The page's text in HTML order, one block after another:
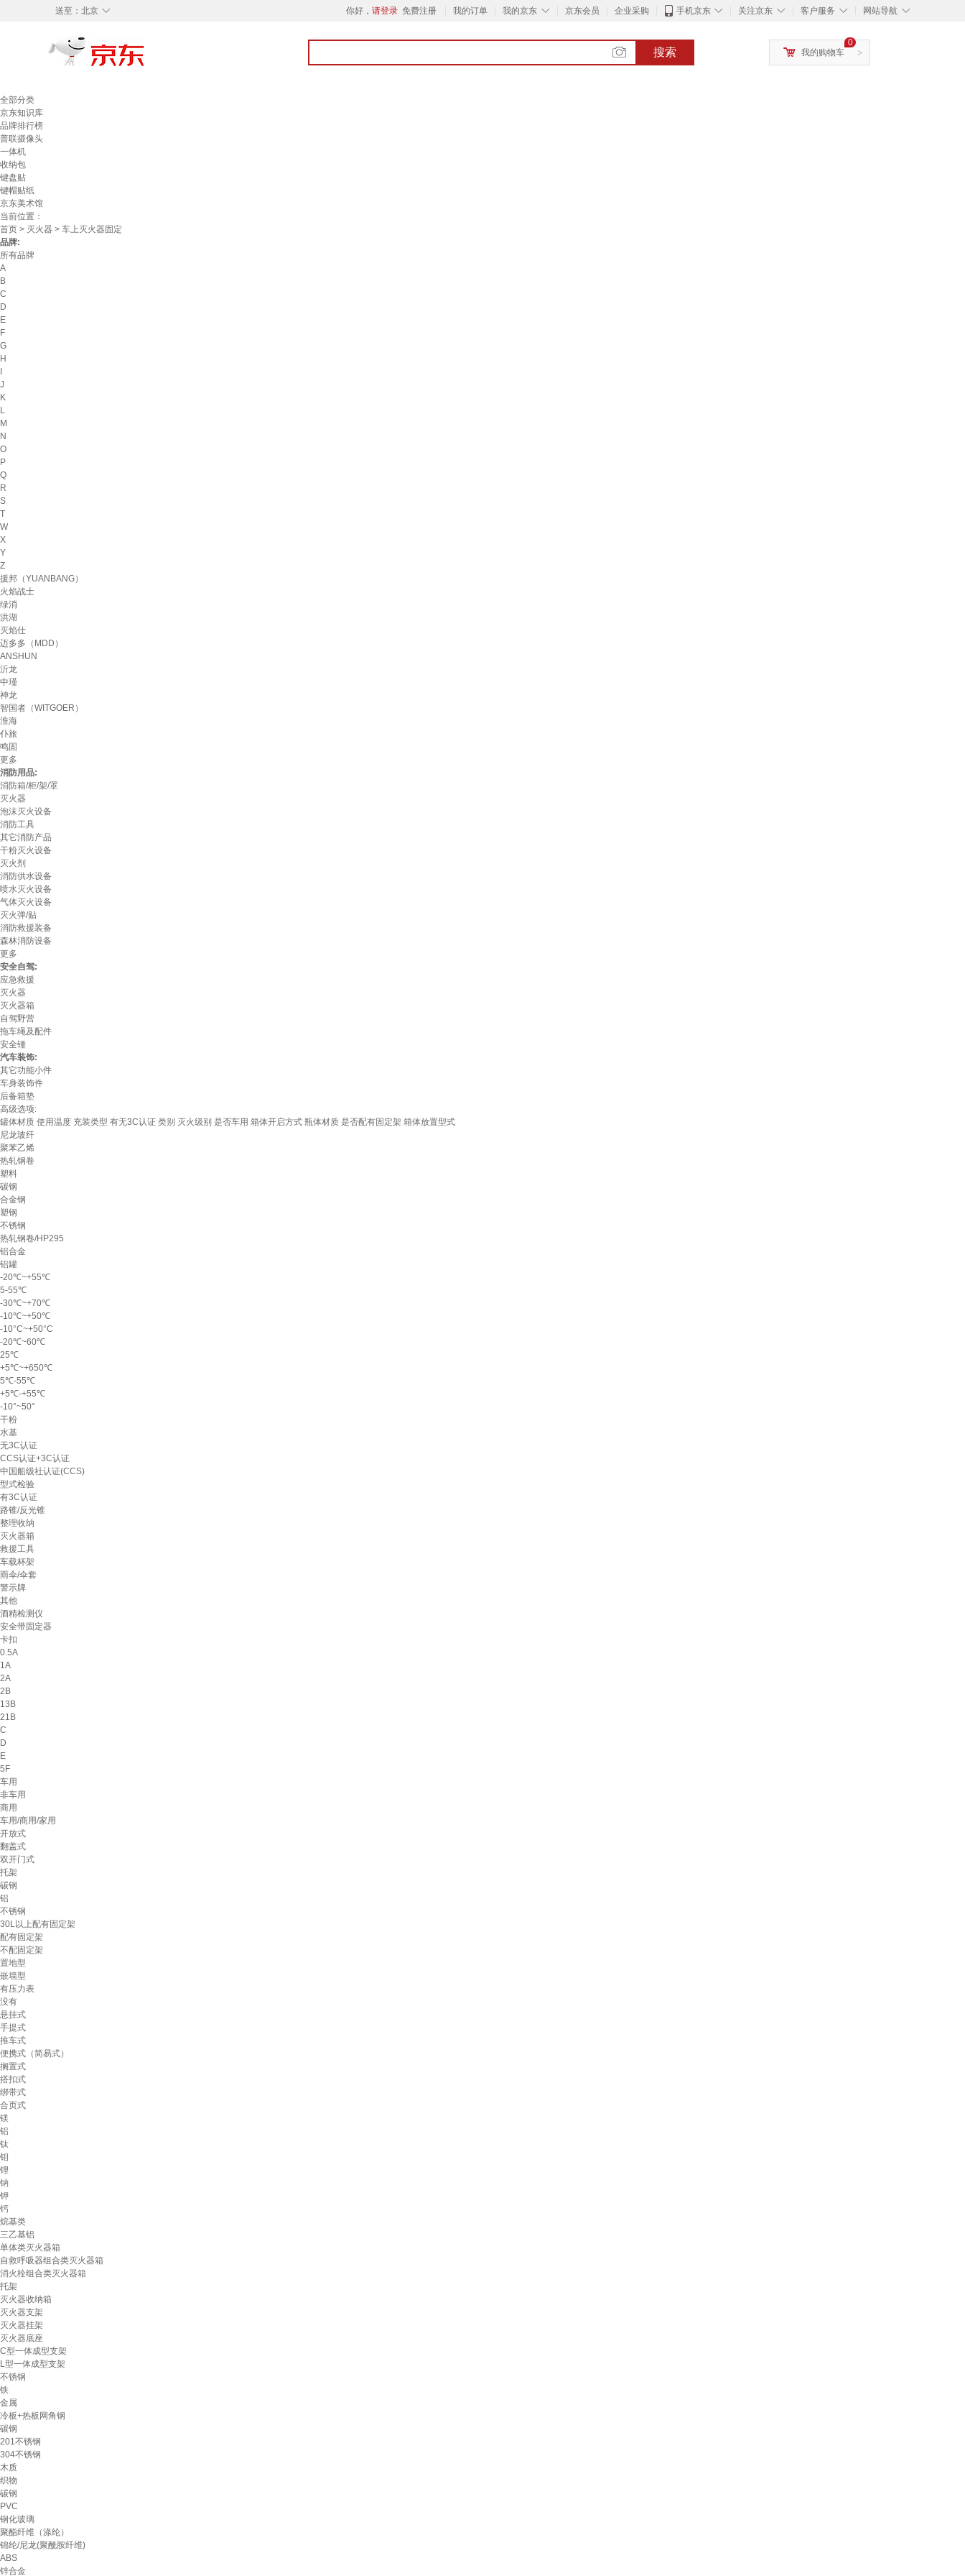
◇
送至： 北京 你好， 请登录 免费注册 我的订单 ◇
我的京东 京东会员 企业采购 ◇
手机京东 ◇
关注京东 ◇
客户服务 ◇
网站导航
搜索 >
0
我的购物车
全部分类
京东知识库
品牌排行榜
普联摄像头
一体机
收纳包
键盘贴
键帽贴纸
京东美术馆
当前位置：
首页 > 灭火器 > 车上灭火器固定
品牌:
所有品牌
A
B
C
D
E
F
G
H
J
K
L
M
N
O
P
Q
R
S
T
W
X
Y
Z
援邦（YUANBANG）
火焰战士
绿消
洪湖
灭焰仕
迈多多（MDD）
ANSHUN
沂龙
中瑾
神龙
智国者（WITGOER）
淮海
仆旅
鸣固
更多
消防用品:
消防箱/柜/架/罩
灭火器
泡沫灭火设备
消防工具
其它消防产品
干粉灭火设备
灭火剂
消防供水设备
喷水灭火设备
气体灭火设备
灭火弹/贴
消防救援装备
森林消防设备
更多
安全自驾:
应急救援
灭火器
灭火器箱
自驾野营
拖车绳及配件
安全锤
汽车装饰:
其它功能小件
车身装饰件
后备箱垫
高级选项:
罐体材质 使用温度 充装类型 有无3C认证 类别 灭火级别 是否车用 箱体开启方式 瓶体材质 是否配有固定架 箱体放置型式
尼龙玻纤
聚苯乙烯
热轧钢卷
塑料
碳钢
合金钢
塑钢
不锈钢
热轧钢卷/HP295
铝合金
铝罐
-20℃~+55℃
5-55℃
-30℃~+70℃
-10℃~+50℃
-10°C~+50°C
-20℃~60℃
25℃
+5℃~+650℃
5℃-55℃
+5℃-+55℃
-10°~50°
干粉
水基
无3C认证
CCS认证+3C认证
中国船级社认证(CCS)
型式检验
有3C认证
路锥/反光锥
整理收纳
灭火器箱
救援工具
车载杯架
雨伞/伞套
警示牌
其他
酒精检测仪
安全带固定器
卡扣
0.5A
1A
2A
2B
13B
21B
C
D
E
5F
车用
非车用
商用
车用/商用/家用
开放式
翻盖式
双开门式
托架
碳钢
铝
不锈钢
30L以上配有固定架
配有固定架
不配固定架
置地型
嵌墙型
有压力表
没有
悬挂式
手提式
推车式
便携式（简易式）
搁置式
搭扣式
绑带式
合页式
镁
铝
钛
钼
锂
钠
钾
钙
烷基类
三乙基铝
单体类灭火器箱
自救呼吸器组合类灭火器箱
消火栓组合类灭火器箱
托架
灭火器收纳箱
灭火器支架
灭火器挂架
灭火器底座
C型一体成型支架
L型一体成型支架
不锈钢
铁
金属
冷板+热板网角钢
碳钢
201不锈钢
304不锈钢
木质
织物
碳钢
PVC
钢化玻璃
聚酯纤维（涤纶）
锦纶/尼龙(聚酰胺纤维)
ABS
锌合金